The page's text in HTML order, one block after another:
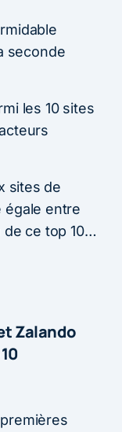
seconde
les 10 sites
sites de
égale entre
de ce top 10…
Zalando